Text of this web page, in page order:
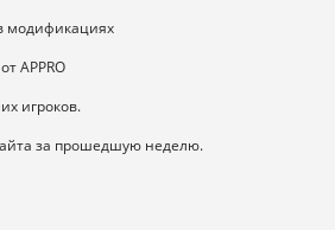
модификациях
APPRO
игроков.
за прошедшую неделю.